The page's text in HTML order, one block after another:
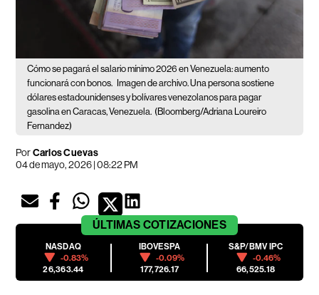
Cómo se pagará el salario mínimo 2026 en Venezuela: aumento
funcionará con bonos. Imagen de archivo. Una persona sostiene
dólares estadounidenses y bolívares venezolanos para pagar
gasolina en Caracas, Venezuela. (Bloomberg/Adriana Loureiro
Fernandez)
PorCarlos Cuevas
04 de mayo, 2026 | 08:22 PM
ÚLTIMAS COTIZACIONES
NASDAQ
-0.83%
26,363.44
IBOVESPA
-0.09%
177,726.17
S&P/BMV IPC
-0.46%
66,525.18